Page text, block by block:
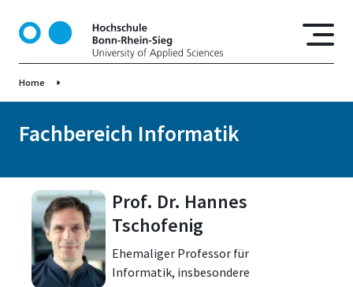
t
I
Home
Fachbereich Informatik
Prof. Dr. Hannes
Tschofenig
Ehemaliger Professor für
Informatik, insbesondere